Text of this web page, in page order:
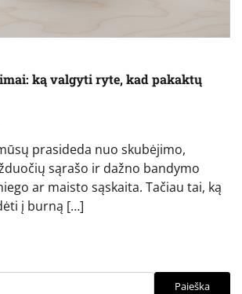
ką valgyti ryte, kad pakaktų
prasideda nuo skubėjimo,
sąrašo ir dažno bandymo
ar maisto sąskaita. Tačiau tai, ką
į burną […]
Paieška